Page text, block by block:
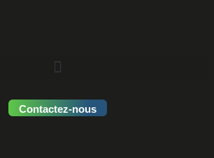
Contactez-nous